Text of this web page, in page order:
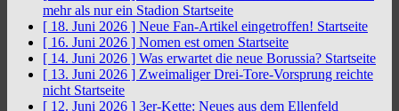
mehr als nur ein Stadion Startseite
[ 18. Juni 2026 ] Neue Fan-Artikel eingetroffen! Startseite
[ 16. Juni 2026 ] Nomen est omen Startseite
[ 14. Juni 2026 ] Was erwartet die neue Borussia? Startseite
[ 13. Juni 2026 ] Zweimaliger Drei-Tore-Vorsprung reichte
nicht Startseite
[ 12. Juni 2026 ] 3er-Kette: Neues aus dem Ellenfeld